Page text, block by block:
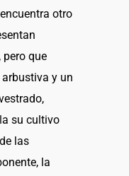
otro
que
y un
su cultivo
las
la